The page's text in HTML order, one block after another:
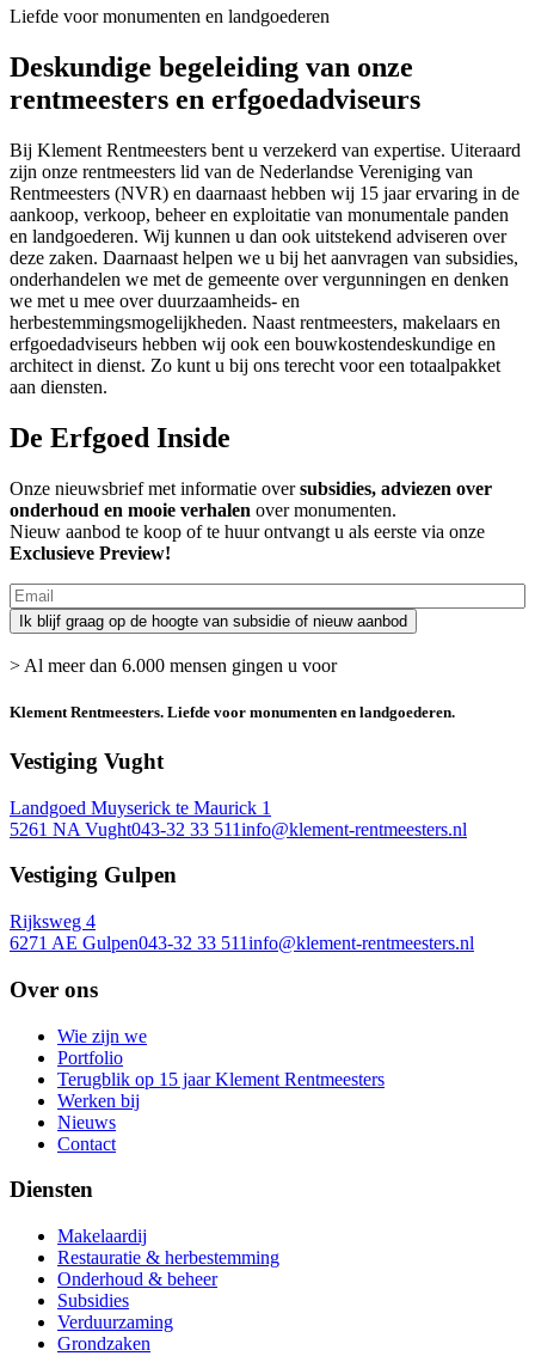
Liefde voor monumenten en landgoederen
Deskundige begeleiding van onze
rentmeesters en erfgoedadviseurs
Bij Klement Rentmeesters bent u verzekerd van expertise. Uiteraard
zijn onze rentmeesters lid van de Nederlandse Vereniging van
Rentmeesters (NVR) en daarnaast hebben wij 15 jaar ervaring in de
aankoop, verkoop, beheer en exploitatie van monumentale panden
en landgoederen. Wij kunnen u dan ook uitstekend adviseren over
deze zaken. Daarnaast helpen we u bij het aanvragen van subsidies,
onderhandelen we met de gemeente over vergunningen en denken
we met u mee over duurzaamheids- en
herbestemmingsmogelijkheden. Naast rentmeesters, makelaars en
erfgoedadviseurs hebben wij ook een bouwkostendeskundige en
architect in dienst. Zo kunt u bij ons terecht voor een totaalpakket
aan diensten.
De Erfgoed Inside
Onze nieuwsbrief met informatie oversubsidies, adviezen over
onderhoud en mooie verhalen over monumenten.
Nieuw aanbod te koop of te huur ontvangt u als eerste via onze
Exclusieve Preview!
> Al meer dan 6.000 mensen gingen u voor
Klement Rentmeesters. Liefde voor monumenten en landgoederen.
Vestiging Vught
Landgoed Muyserick te Maurick 1
5261 NA Vught043-32 33 511info@klement-rentmeesters.nl
Vestiging Gulpen
Rijksweg 4
6271 AE Gulpen043-32 33 511info@klement-rentmeesters.nl
Over ons
Wie zijn we
Portfolio
Terugblik op 15 jaar Klement Rentmeesters
Werken bij
Nieuws
Contact
Diensten
Makelaardij
Restauratie & herbestemming
Onderhoud & beheer
Subsidies
Verduurzaming
Grondzaken